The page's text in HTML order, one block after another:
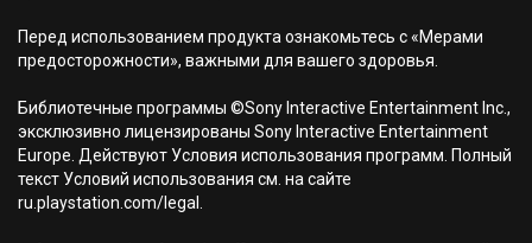
Перед использованием продукта ознакомьтесь с «Мерами
предосторожности», важными для вашего здоровья.
Библиотечные программы ©Sony Interactive Entertainment Inc.,
эксклюзивно лицензированы Sony Interactive Entertainment
Europe. Действуют Условия использования программ. Полный
текст Условий использования см. на сайте
ru.playstation.com/legal.